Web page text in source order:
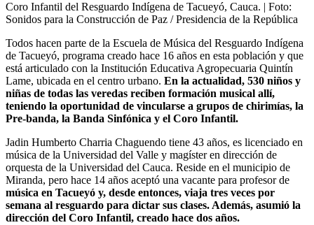
Coro Infantil del Resguardo Indígena de Tacueyó, Cauca. | Foto:
Sonidos para la Construcción de Paz / Presidencia de la República
Todos hacen parte de la Escuela de Música del Resguardo Indígena
de Tacueyó, programa creado hace 16 años en esta población y que
está articulado con la Institución Educativa Agropecuaria Quintín
Lame, ubicada en el centro urbano. En la actualidad, 530 niños y
niñas de todas las veredas reciben formación musical allí,
teniendo la oportunidad de vincularse a grupos de chirimías, la
Pre-banda, la Banda Sinfónica y el Coro Infantil.
Jadin Humberto Charria Chaguendo tiene 43 años, es licenciado en
música de la Universidad del Valle y magíster en dirección de
orquesta de la Universidad del Cauca. Reside en el municipio de
Miranda, pero hace 14 años aceptó una vacante para profesor de
música en Tacueyó y, desde entonces, viaja tres veces por
semana al resguardo para dictar sus clases. Además, asumió la
dirección del Coro Infantil, creado hace dos años.